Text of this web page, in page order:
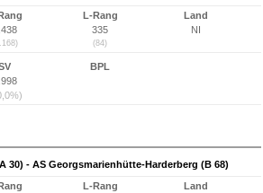
L-Rang
335
(84)
Land
NI
BPL
30) - AS Georgsmarienhütte-Harderberg (B 68)
L-Rang
Land